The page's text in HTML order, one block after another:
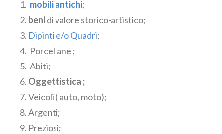
mobili antichi;
benidi valore storico-artistico;
Dipinti e/o Quadri;
Porcellane ;
Abiti;
Oggettistica ;
Veicoli ( auto, moto);
Argenti;
Preziosi;